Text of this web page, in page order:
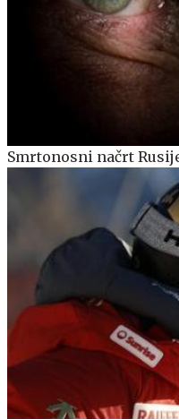
Smrtonosni načrt